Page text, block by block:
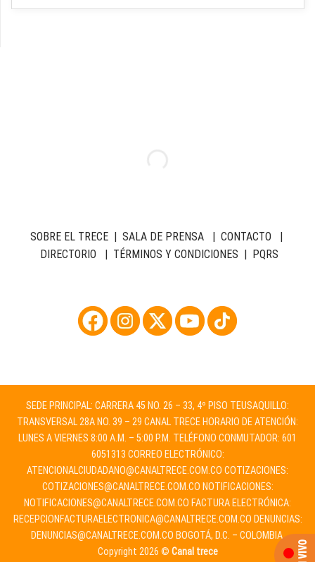
SOBRE EL TRECE| SALA DE PRENSA| CONTACTO |
DIRECTORIO | TÉRMINOS Y CONDICIONES | PQRS
SEDE PRINCIPAL: CARRERA 45 NO. 26 – 33, 4º PISO TEUSAQUILLO:
TRANSVERSAL 28A NO. 39 – 29 CANAL TRECE HORARIO DE ATENCIÓN:
LUNES A VIERNES 8:00 A.M. – 5:00 P.M. TELÉFONO CONMUTADOR: 601
6051313 CORREO ELECTRÓNICO:
ATENCIONALCIUDADANO@CANALTRECE.COM.CO COTIZACIONES:
COTIZACIONES@CANALTRECE.COM.CO NOTIFICACIONES:
NOTIFICACIONES@CANALTRECE.COM.CO FACTURA ELECTRÓNICA:
RECEPCIONFACTURAELECTRONICA@CANALTRECE.COM.CO DENUNCIAS:
DENUNCIAS@CANALTRECE.COM.CO BOGOTÁ, D.C. – COLOMBIA.
Copyright 2026 © Canal trece